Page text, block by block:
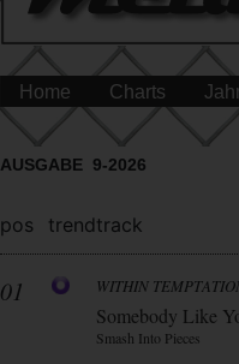
Home Charts
AUSGABE 9-2026
pos trendtrack
01 WITHIN
Somebody Like
Smash Into Pieces